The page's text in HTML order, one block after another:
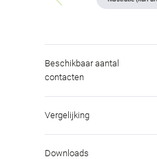
Beschikbaar aantal
contacten
Vergelijking
Downloads